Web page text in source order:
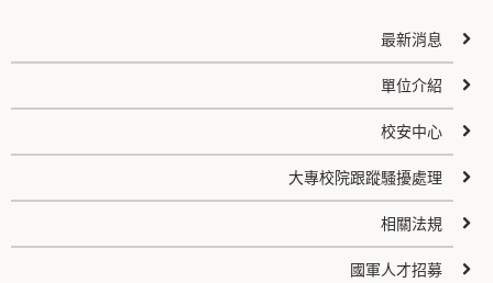
最新消息
單位介紹
校安中心
大專校院跟蹤騷擾處理
相關法規
國軍人才招募